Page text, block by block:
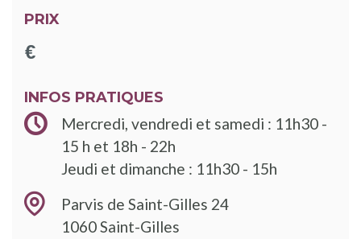
PRIX
INFOS PRATIQUES
Mercredi, vendredi et samedi : 11h30 -
15 h et 18h - 22h
Jeudi et dimanche : 11h30 - 15h
Parvis de Saint-Gilles 24
1060Saint-Gilles